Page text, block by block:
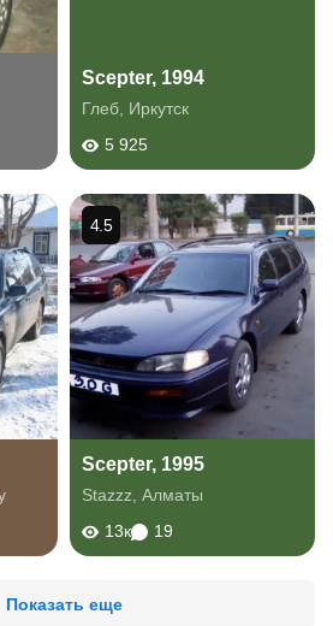
Scepter, 1994
Глеб Иркутск
5 925
Scepter, 1995
Stazzz Алматы
13к
19
4.5
Показать еще